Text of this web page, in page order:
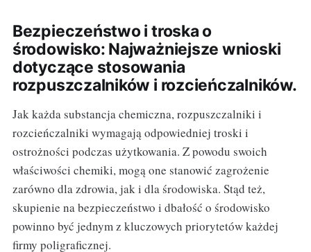
Bezpieczeństwo i troska o
środowisko: Najważniejsze wnioski
dotyczące stosowania
rozpuszczalników i rozcieńczalników.
Jak każda substancja chemiczna, rozpuszczalniki i
rozcieńczalniki wymagają odpowiedniej troski i
ostrożności podczas użytkowania. Z powodu swoich
właściwości chemiki, mogą one stanowić zagrożenie
zarówno dla zdrowia, jak i dla środowiska. Stąd też,
skupienie na bezpieczeństwo i dbałość o środowisko
powinno być jednym z kluczowych priorytetów każdej
firmy poligraficznej.